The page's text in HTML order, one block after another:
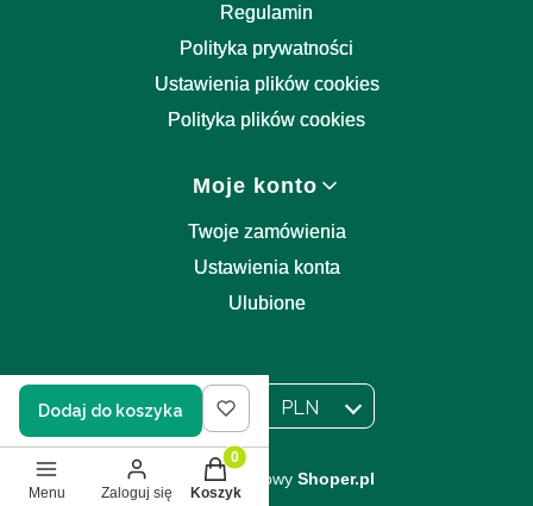
Regulamin
Polityka prywatności
Ustawienia plików cookies
Polityka plików cookies
Moje konto
Twoje zamówienia
Ustawienia konta
Ulubione
Wybrany język:
PL
polski Wybrana waluta:
PLN
Sklep internetowy Shoper.pl
Dodaj do koszyka
Menu Zaloguj się
Produkty w koszyku: 0. Zobacz
Koszyk